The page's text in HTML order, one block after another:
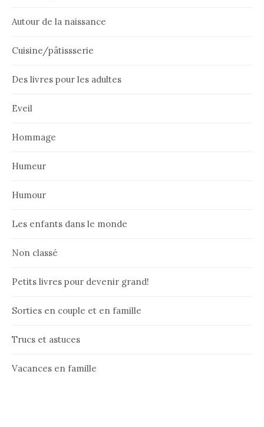
Autour de la naissance
Cuisine/pâtissserie
Des livres pour les adultes
Eveil
Hommage
Humeur
Humour
Les enfants dans le monde
Non classé
Petits livres pour devenir grand!
Sorties en couple et en famille
Trucs et astuces
Vacances en famille